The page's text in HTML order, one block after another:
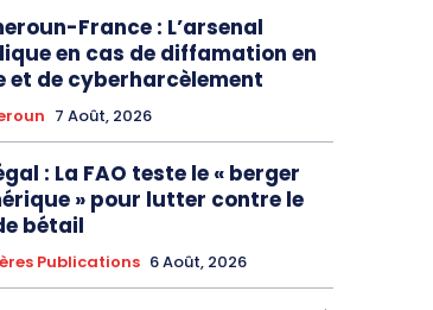
France : L’arsenal
en cas de diffamation en
et de cyberharcèlement
7 Août, 2026
: La FAO teste le « berger
» pour lutter contre le
bétail
Publications 6 Août, 2026